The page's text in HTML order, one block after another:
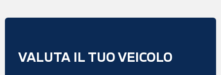
VALUTA IL TUO VEICOLO